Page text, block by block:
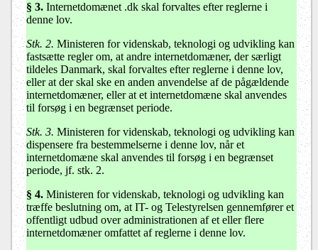
§ 3. Internetdomænet .dk skal forvaltes efter reglerne i
denne lov.
Stk. 2. Ministeren for videnskab, teknologi og udvikling kan
fastsætte regler om, at andre internetdomæner, der særligt
tildeles Danmark, skal forvaltes efter reglerne i denne lov,
eller at der skal ske en anden anvendelse af de pågældende
internetdomæner, eller at et internetdomæne skal anvendes
til forsøg i en begrænset periode.
Stk. 3. Ministeren for videnskab, teknologi og udvikling kan
dispensere fra bestemmelserne i denne lov, når et
internetdomæne skal anvendes til forsøg i en begrænset
periode, jf. stk. 2.
§ 4. Ministeren for videnskab, teknologi og udvikling kan
træffe beslutning om, at IT- og Telestyrelsen gennemfører et
offentligt udbud over administrationen af et eller flere
internetdomæner omfattet af reglerne i denne lov.